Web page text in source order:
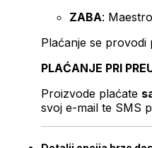
ZABA:
Plaćanje se provodi
PLAĆANJE PRI
Proizvode plaćate
svoj e-mail te SMS